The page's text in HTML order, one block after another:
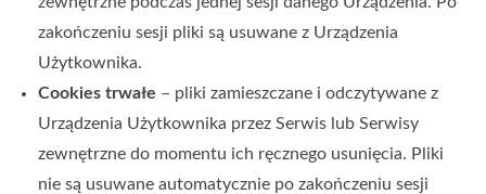
zakończeniu sesji pliki są usuwane z Urządzenia
Użytkownika.
Cookies trwałe – pliki zamieszczane i odczytywane z
Urządzenia Użytkownika przez Serwis lub Serwisy
zewnętrzne do momentu ich ręcznego usunięcia. Pliki
nie są usuwane automatycznie po zakończeniu sesji